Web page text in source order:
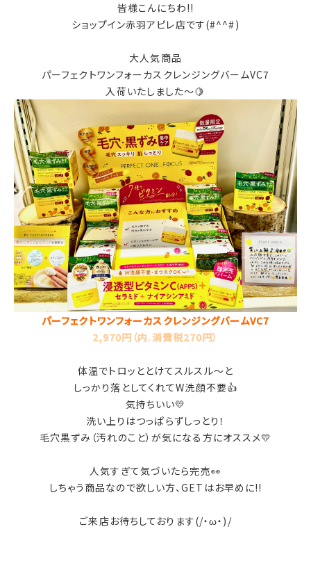
皆様こんにちわ!!
ショップイン赤羽アピレ店です(#^^#)
大人気商品
パーフェクトワンフォーカスクレンジングバームVC7
入荷いたしました～🍋
パーフェクトワンフォーカスクレンジングバームVC7
2,970円（内.消費税270円）
体温でトロッととけてスルスル～と
しっかり落としてくれてW洗顔不要👍
気持ちいい💛
洗い上りはつっぱらずしっとり！
毛穴黒ずみ（汚れのこと）が気になる方にオススメ💛
人気すぎて気づいたら完売👀
しちゃう商品なので欲しい方、GETはお早めに!!
ご来店お待ちしております(/・ω・)/